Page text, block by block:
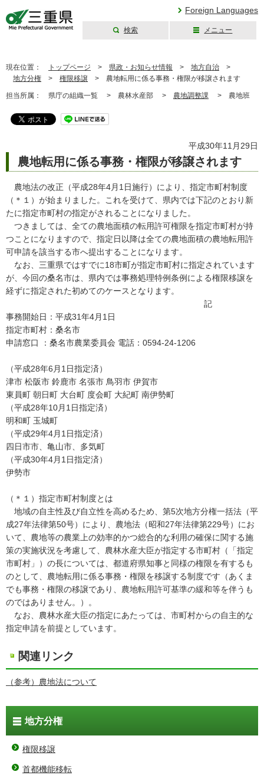
Foreign Languages
検索 メニュー
現在位置： トップページ > 県政・お知らせ情報 > 地方自治 >
地方分権 > 権限移譲 > 農地転用に係る事務・権限が移譲されます
担当所属： 県庁の組織一覧 > 農林水産部 > 農地調整課 > 農地班
平成30年11月29日
農地転用に係る事務・権限が移譲されます
農地法の改正（平成28年4月1日施行）により、指定市町村制度
（＊１）が始まりました。これを受けて、県内では下記のとおり新
たに指定市町村の指定がされることになりました。
つきましては、全ての農地面積の転用許可権限を指定市町村が持
つことになりますので、指定日以降は全ての農地面積の農地転用許
可申請を該当する市へ提出することになります。
なお、三重県ではすでに18市町が指定市町村に指定されています
が、今回の桑名市は、県内では事務処理特例条例による権限移譲を
経ずに指定された初めてのケースとなります。
記
事務開始日：平成31年4月1日
指定市町村：桑名市
申請窓口 ：桑名市農業委員会 電話：0594-24-1206
（平成28年6月1日指定済）
津市 松阪市 鈴鹿市 名張市 鳥羽市 伊賀市
東員町 朝日町 大台町 度会町 大紀町 南伊勢町
（平成28年10月1日指定済）
明和町 玉城町
（平成29年4月1日指定済）
四日市市、亀山市、多気町
（平成30年4月1日指定済）
伊勢市
（＊１）指定市町村制度とは
地域の自主性及び自立性を高めるため、第5次地方分権一括法（平
成27年法律第50号）により、農地法（昭和27年法律第229号）にお
いて、農地等の農業上の効率的かつ総合的な利用の確保に関する施
策の実施状況を考慮して、農林水産大臣が指定する市町村（「指定
市町村」）の長については、都道府県知事と同様の権限を有するも
のとして、農地転用に係る事務・権限を移譲する制度です（あくま
でも事務・権限の移譲であり、農地転用許可基準の緩和等を伴うも
のではありません。）。
なお、農林水産大臣の指定にあたっては、市町村からの自主的な
指定申請を前提としています。
関連リンク
（参考）農地法について
地方分権
権限移譲
首都機能移転